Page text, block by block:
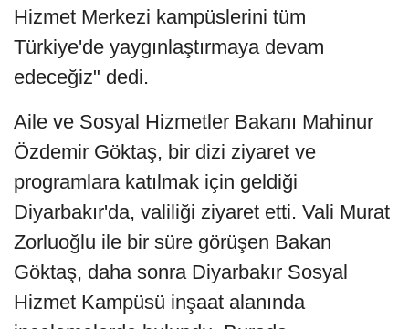
Hizmet Merkezi kampüslerini tüm
Türkiye'de yaygınlaştırmaya devam
edeceğiz" dedi.
Aile ve Sosyal Hizmetler Bakanı Mahinur
Özdemir Göktaş, bir dizi ziyaret ve
programlara katılmak için geldiği
Diyarbakır'da, valiliği ziyaret etti. Vali Murat
Zorluoğlu ile bir süre görüşen Bakan
Göktaş, daha sonra Diyarbakır Sosyal
Hizmet Kampüsü inşaat alanında